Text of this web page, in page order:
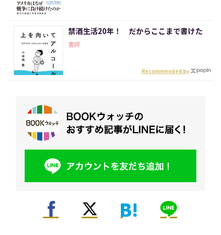
禁酒生活20年！ だからここまで書けた
書評
Recommended by